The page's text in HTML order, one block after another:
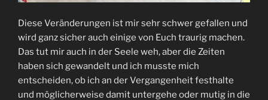
Diese Veränderungen ist mir sehr schwer gefallen und
wird ganz sicher auch einige von Euch traurig machen.
Das tut mir auch in der Seele weh, aber die Zeiten
haben sich gewandelt und ich musste mich
entscheiden, ob ich an der Vergangenheit festhalte
und möglicherweise damit untergehe oder mutig in die